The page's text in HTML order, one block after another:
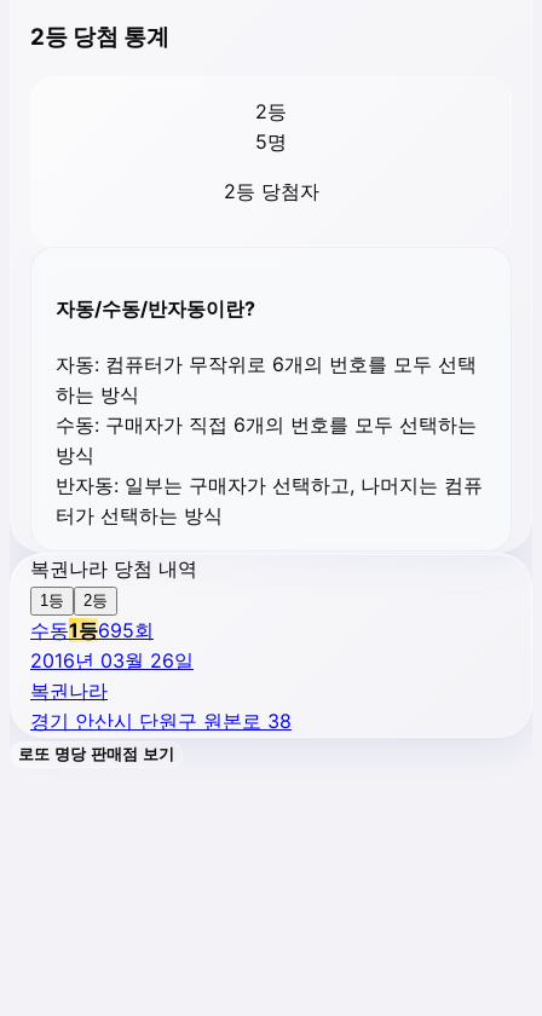
2등 당첨 통계
2등
5명
2등 당첨자
자동/수동/반자동이란?
자동: 컴퓨터가 무작위로 6개의 번호를 모두 선택
하는 방식
수동: 구매자가 직접 6개의 번호를 모두 선택하는
방식
반자동: 일부는 구매자가 선택하고, 나머지는 컴퓨
터가 선택하는 방식
복권나라 당첨 내역
1등 2등
수동1등695회
2016년 03월 26일
복권나라
경기 안산시 단원구 원본로 38
로또 명당 판매점 보기